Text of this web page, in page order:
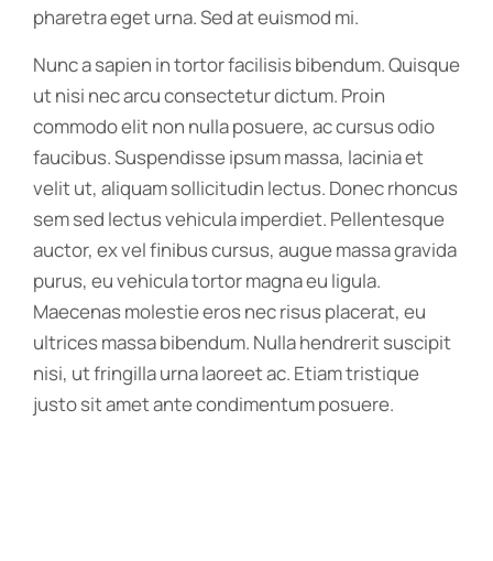
pharetra eget urna. Sed at euismod mi.
Nunc a sapien in tortor facilisis bibendum. Quisque
ut nisi nec arcu consectetur dictum. Proin
commodo elit non nulla posuere, ac cursus odio
faucibus. Suspendisse ipsum massa, lacinia et
velit ut, aliquam sollicitudin lectus. Donec rhoncus
sem sed lectus vehicula imperdiet. Pellentesque
auctor, ex vel finibus cursus, augue massa gravida
purus, eu vehicula tortor magna eu ligula.
Maecenas molestie eros nec risus placerat, eu
ultrices massa bibendum. Nulla hendrerit suscipit
nisi, ut fringilla urna laoreet ac. Etiam tristique
justo sit amet ante condimentum posuere.